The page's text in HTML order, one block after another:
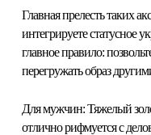
Главная прелесть таких
интегрируетестатусное
главное правило:
перегружать образ
Для мужчин:Тяжелый
отлично рифмуется с